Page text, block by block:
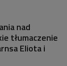
nad
tłumaczenie
Eliota i